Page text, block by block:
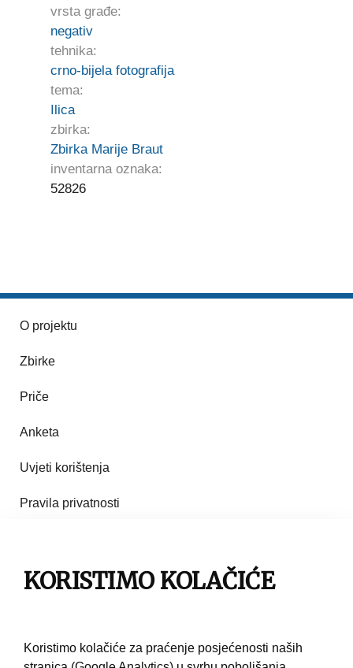
vrsta građe:
negativ
tehnika:
crno-bijela fotografija
tema:
Ilica
zbirka:
Zbirka Marije Braut
inventarna oznaka:
52826
O projektu
Zbirke
Priče
Anketa
Uvjeti korištenja
Pravila privatnosti
Pravila korištenja
KORISTIMO KOLAČIĆE
Koristimo kolačiće za praćenje posjećenosti naših